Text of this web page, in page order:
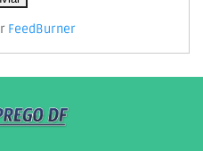
FeedBurner